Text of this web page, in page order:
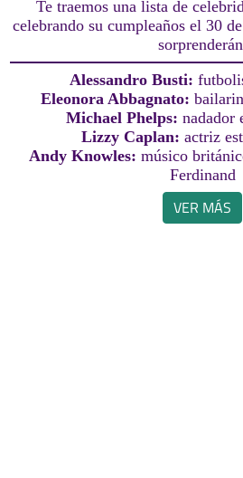
Te traemos una lista de
celebrando su cumpleaños el 30
Alessandro Busti:
Eleonora Abbagnato:
Michael Phelps: nadador
Lizzy Caplan: actriz
Andy Knowles: músico
Ferdinand
VER MÁS